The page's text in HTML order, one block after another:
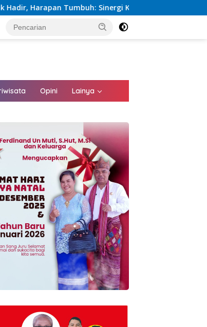
Kementerian dan PLN Percepat Pembangunan
Opini Lainya